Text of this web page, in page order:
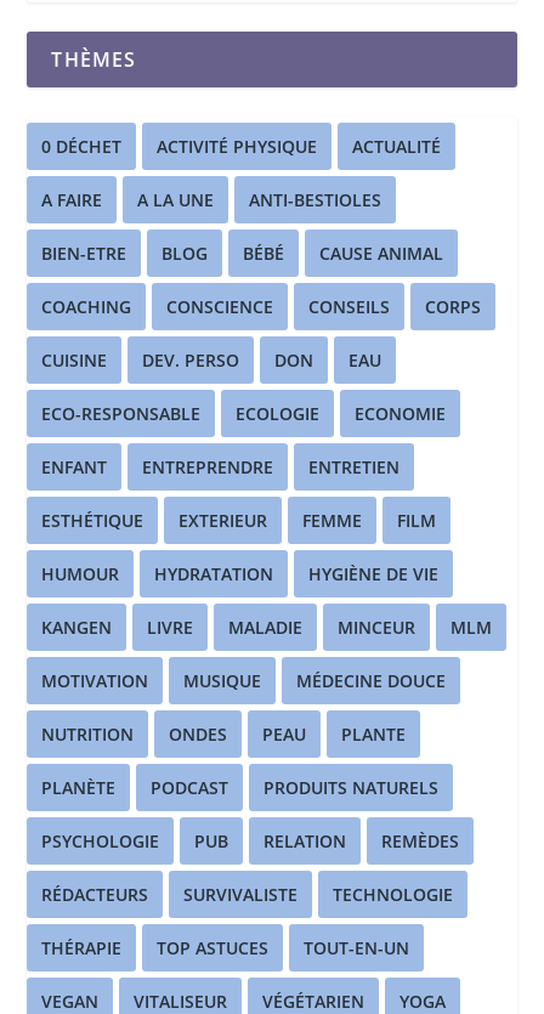
THÈMES
0 DÉCHET ACTIVITÉ PHYSIQUE ACTUALITÉ
A FAIRE A LA UNE ANTI-BESTIOLES
BIEN-ETRE BLOG BÉBÉ CAUSE ANIMAL
COACHING CONSCIENCE CONSEILS CORPS
CUISINE DEV. PERSO DON EAU
ECO-RESPONSABLE ECOLOGIE ECONOMIE
ENFANT ENTREPRENDRE ENTRETIEN
ESTHÉTIQUE EXTERIEUR FEMME FILM
HUMOUR HYDRATATION HYGIÈNE DE VIE
KANGEN LIVRE MALADIE MINCEUR MLM
MOTIVATION MUSIQUE MÉDECINE DOUCE
NUTRITION ONDES PEAU PLANTE
PLANÈTE PODCAST PRODUITS NATURELS
PSYCHOLOGIE PUB RELATION REMÈDES
RÉDACTEURS SURVIVALISTE TECHNOLOGIE
THÉRAPIE TOP ASTUCES TOUT-EN-UN
VEGAN VITALISEUR VÉGÉTARIEN YOGA